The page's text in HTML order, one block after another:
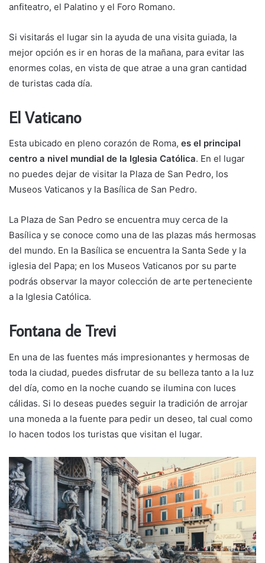
anfiteatro, el Palatino y el Foro Romano.
Si visitarás el lugar sin la ayuda de una visita guiada, la
mejor opción es ir en horas de la mañana, para evitar las
enormes colas, en vista de que atrae a una gran cantidad
de turistas cada día.
El Vaticano
Esta ubicado en pleno corazón de Roma, es el principal
centro a nivel mundial de la Iglesia Católica. En el lugar
no puedes dejar de visitar la Plaza de San Pedro, los
Museos Vaticanos y la Basílica de San Pedro.
La Plaza de San Pedro se encuentra muy cerca de la
Basílica y se conoce como una de las plazas más hermosas
del mundo. En la Basílica se encuentra la Santa Sede y la
iglesia del Papa; en los Museos Vaticanos por su parte
podrás observar la mayor colección de arte perteneciente
a la Iglesia Católica.
Fontana de Trevi
En una de las fuentes más impresionantes y hermosas de
toda la ciudad, puedes disfrutar de su belleza tanto a la luz
del día, como en la noche cuando se ilumina con luces
cálidas. Si lo deseas puedes seguir la tradición de arrojar
una moneda a la fuente para pedir un deseo, tal cual como
lo hacen todos los turistas que visitan el lugar.